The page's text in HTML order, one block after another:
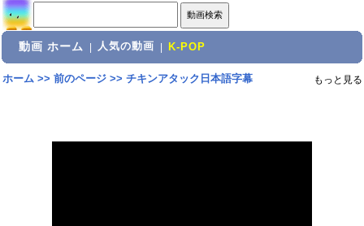
動画 ホーム 人気の動画 K-POP
ホーム>> 前のページ>> チキンアタック日本語字幕 もっと見る